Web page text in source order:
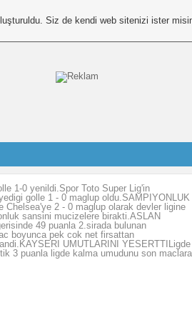
1-0 yenildi.Spor Toto Super Lig'in
golle 1 - 0 maglup oldu.SAMPIYONLUK
Chelsea'ye 2 - 0 maglup olarak devler ligine
sansini mucizelere birakti.ASLAN
49 puanla 2.sirada bulunan
boyunca pek cok net firsattan
UMUTLARINI YESERTTILigde
3 puanla ligde kalma umudunu son maclara
Siz de kendi web sitenizi ister